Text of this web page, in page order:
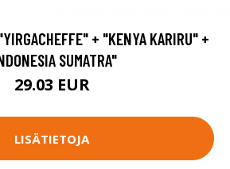
+ "KENYA KARIRU" +
SUMATRA"
29.03 EUR
LISÄTIETOJA